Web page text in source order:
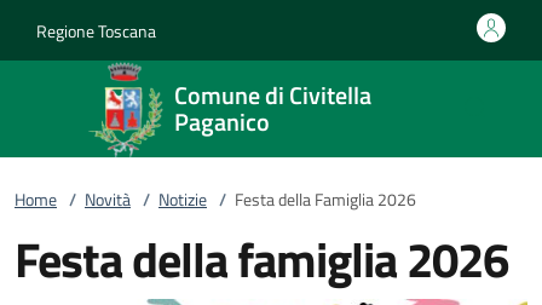
Regione Toscana
Comune di Civitella
Paganico
Home / Novità / Notizie / Festa della Famiglia 2026
Festa della famiglia 2026